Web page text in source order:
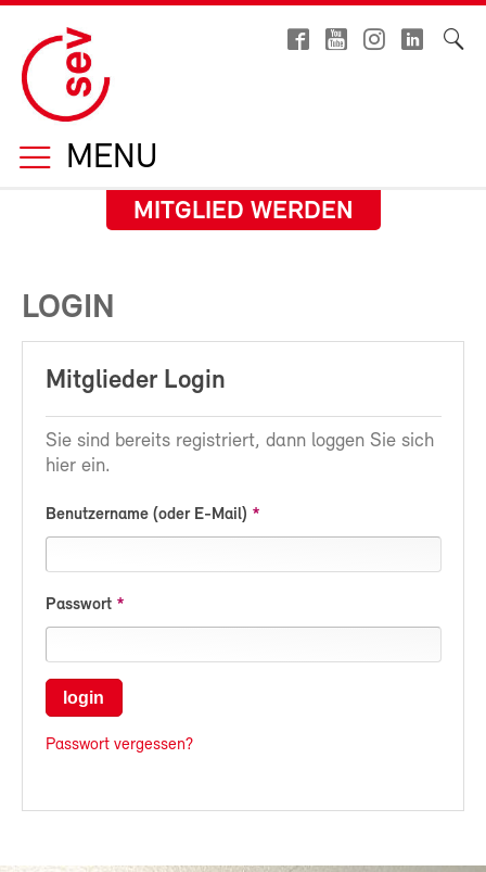
MENU
MITGLIED WERDEN
LOGIN
Mitglieder Login
Sie sind bereits registriert, dann loggen Sie sich
hier ein.
Benutzername (oder E-Mail)
Passwort
login
Passwort vergessen?